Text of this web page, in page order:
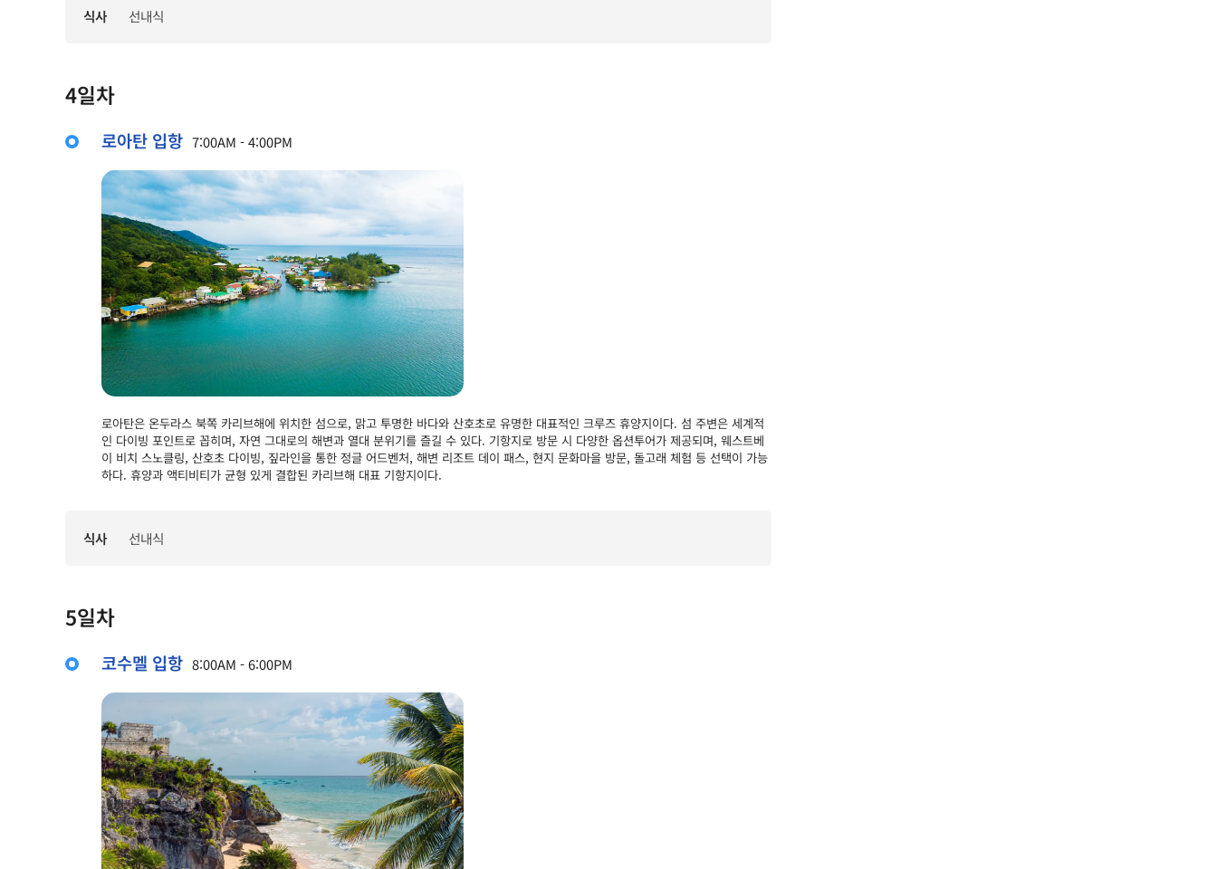
식사 선내식
4일차
로아탄 입항 7:00AM - 4:00PM
로아탄은 온두라스 북쪽 카리브해에 위치한 섬으로, 맑고 투명한 바다와 산호초로 유명한 대표적인 크루즈 휴양지이다. 섬 주변은 세계적
인 다이빙 포인트로 꼽히며, 자연 그대로의 해변과 열대 분위기를 즐길 수 있다. 기항지로 방문 시 다양한 옵션투어가 제공되며, 웨스트베
이 비치 스노클링, 산호초 다이빙, 짚라인을 통한 정글 어드벤처, 해변 리조트 데이 패스, 현지 문화마을 방문, 돌고래 체험 등 선택이 가능
하다. 휴양과 액티비티가 균형 있게 결합된 카리브해 대표 기항지이다.
식사 선내식
5일차
코수멜 입항 8:00AM - 6:00PM